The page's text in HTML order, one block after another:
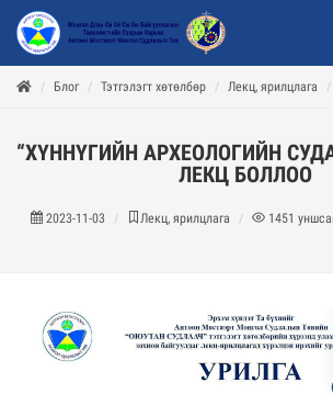
Блог Тэтгэлэгт хөтөлбөр Лекц, ярилцлага
“ХҮННҮГИЙН АРХЕОЛОГИЙН
ЛЕКЦ БОЛЛОО
2023-11-03 Лекц, ярилцлага 1451